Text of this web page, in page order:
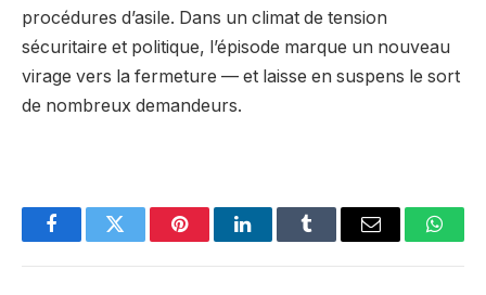
procédures d’asile. Dans un climat de tension
sécuritaire et politique, l’épisode marque un nouveau
virage vers la fermeture — et laisse en suspens le sort
de nombreux demandeurs.
FacebookTwitter PinterestLinkedInTumblr Email